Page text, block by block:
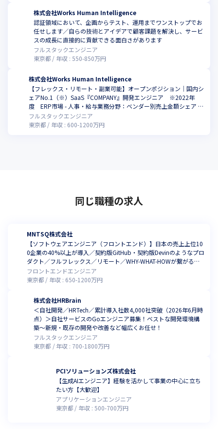
たらく”を楽しむことを実現できます
・社員の自律的な学習を促進する環境を用意しており、
『Udemy Business』や『GLOBIS 学び放題』といったオ
ンライン学習プラットフォームを利用し、学びたいときに
専門能力を高められる環境を提供しています
・対象期間における社員の書籍購入費用を、一定金額まで
会社が負担する制度があります
・会社認定資格の合格時に試験費用を会社がすべて負担す
る資格取得支援制度があり、個々の力を上げることによっ
て組織力の向上を目指しています
株式会社Works Human Intelligence
認証領域において、企画からテスト、運用までワンストップでお
任せします／自らの技術とアイデアで顧客課題を解決し、サービ
スの成長に直接的に貢献できる面白さがあります
フルスタックエンジニア
東京都
年収 : 550-850万円
株式会社Works Human Intelligence
【フレックス・リモート・副業可能】オープンポジション｜国内シ
ェアNo.1（※）SaaS『COMPANY』開発エンジニア ※2022年
度 ERP市場 - 人事・給与業務分野：ベンダー別売上金額シェア
出典：ITR「ITR Market View：ERP市場2024」
フルスタックエンジニア
東京都
年収 : 600-1200万円
同じ職種の求人
MNTSQ株式会社
【ソフトウェアエンジニア（フロントエンド）】日本の売上上位10
0企業の40%以上が導入／契約版GitHub・契約版Devinのようなプロ
ダクト／フルフレックス／リモート／WHY-WHAT-HOWが繋がる開
発体制と裁量／代表はコードも書く弁護士でエンジニアのリスペク
トが強い社風
フロントエンドエンジニア
東京都
年収 : 650-1200万円
株式会社HRBrain
＜自社開発／HRTech／累計導入社数4,000社突破（2026年6月時
点）＞自社サービスのGoエンジニア募集！ベストな開発環境構
築〜新規・既存の開発や改善など幅広くお任せ！
フルスタックエンジニア
東京都
年収 : 700-1800万円
PCIソリューションズ株式会社
【生成AIエンジニア】経験を活かして事業の中心に立ち
たい方【大歓迎】
アプリケーションエンジニア
東京都
年収 : 500-700万円